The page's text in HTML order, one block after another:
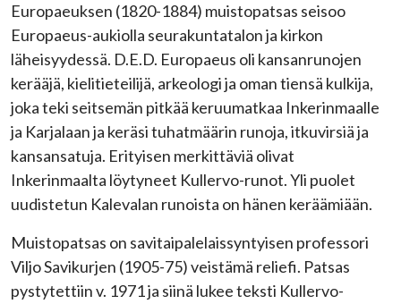
Europaeuksen (1820-1884) muistopatsas seisoo
Europaeus-aukiolla seurakuntatalon ja kirkon
läheisyydessä. D.E.D. Europaeus oli kansanrunojen
kerääjä, kielitieteilijä, arkeologi ja oman tiensä kulkija,
joka teki seitsemän pitkää keruumatkaa Inkerinmaalle
ja Karjalaan ja keräsi tuhatmäärin runoja, itkuvirsiä ja
kansansatuja. Erityisen merkittäviä olivat
Inkerinmaalta löytyneet Kullervo-runot. Yli puolet
uudistetun Kalevalan runoista on hänen keräämiään.
Muistopatsas on savitaipalelaissyntyisen professori
Viljo Savikurjen (1905-75) veistämä reliefi. Patsas
pystytettiin v. 1971 ja siinä lukee teksti Kullervo-